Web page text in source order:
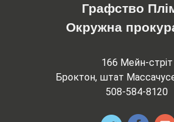
Графство
Окружна
166 Мейн-стріт
Броктон, штат
508-584-8120